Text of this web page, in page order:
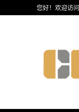
您好！欢迎访